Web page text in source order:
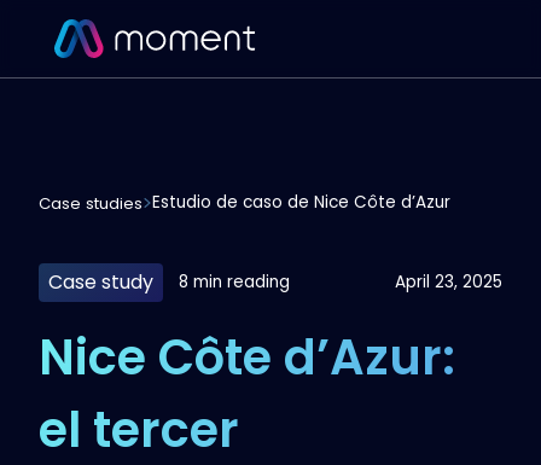
Case studies Estudio de caso de Nice Côte d’Azur
Case study 8 min reading April 23, 2025
Nice Côte d’Azur:
el tercer